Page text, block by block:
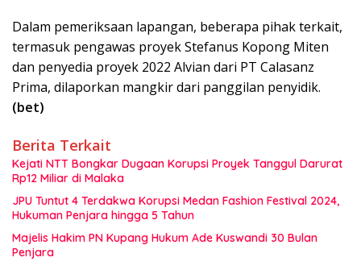
Dalam pemeriksaan lapangan, beberapa pihak terkait,
termasuk pengawas proyek Stefanus Kopong Miten
dan penyedia proyek 2022 Alvian dari PT Calasanz
Prima, dilaporkan mangkir dari panggilan penyidik.
(bet)
Berita Terkait
Kejati NTT Bongkar Dugaan Korupsi Proyek Tanggul Darurat
Rp12 Miliar di Malaka
JPU Tuntut 4 Terdakwa Korupsi Medan Fashion Festival 2024,
Hukuman Penjara hingga 5 Tahun
Majelis Hakim PN Kupang Hukum Ade Kuswandi 30 Bulan
Penjara